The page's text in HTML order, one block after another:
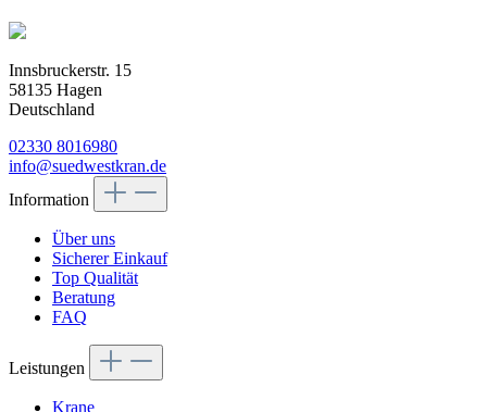
Innsbruckerstr. 15
58135 Hagen
Deutschland
02330 8016980
info@suedwestkran.de
Information
Über uns
Sicherer Einkauf
Top Qualität
Beratung
FAQ
Leistungen
Krane